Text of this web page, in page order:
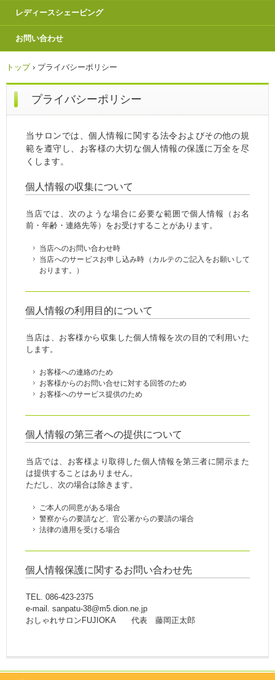
レディースシェービング
お問い合わせ
トップ › プライバシーポリシー
プライバシーポリシー
当サロンでは、個人情報に関する法令およびその他の規
範を遵守し、お客様の大切な個人情報の保護に万全を尽
くします。
個人情報の収集について
当店では、次のような場合に必要な範囲で個人情報（お名
前・年齢・連絡先等）をお受けすることがあります。
当店へのお問い合わせ時
当店へのサービスお申し込み時（カルテのご記入をお願いして
おります。）
個人情報の利用目的について
当店は、お客様から収集した個人情報を次の目的で利用いた
します。
お客様への連絡のため
お客様からのお問い合せに対する回答のため
お客様へのサービス提供のため
個人情報の第三者への提供について
当店では、お客様より取得した個人情報を第三者に開示また
は提供することはありません。
ただし、次の場合は除きます。
ご本人の同意がある場合
警察からの要請など、官公署からの要請の場合
法律の適用を受ける場合
個人情報保護に関するお問い合わせ先
TEL. 086-423-2375
e-mail. sanpatu-38@m5.dion.ne.jp
おしゃれサロンFUJIOKA 代表 藤岡正太郎